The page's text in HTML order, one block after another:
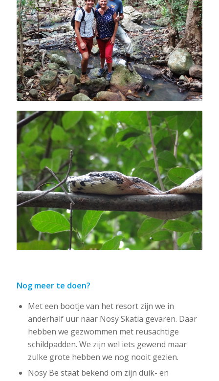
Nog meer te doen?
Met een bootje van het resort zijn we in
anderhalf uur naar Nosy Skatia gevaren. Daar
hebben we gezwommen met reusachtige
schildpadden. We zijn wel iets gewend maar
zulke grote hebben we nog nooit gezien.
Nosy Be staat bekend om zijn duik- en